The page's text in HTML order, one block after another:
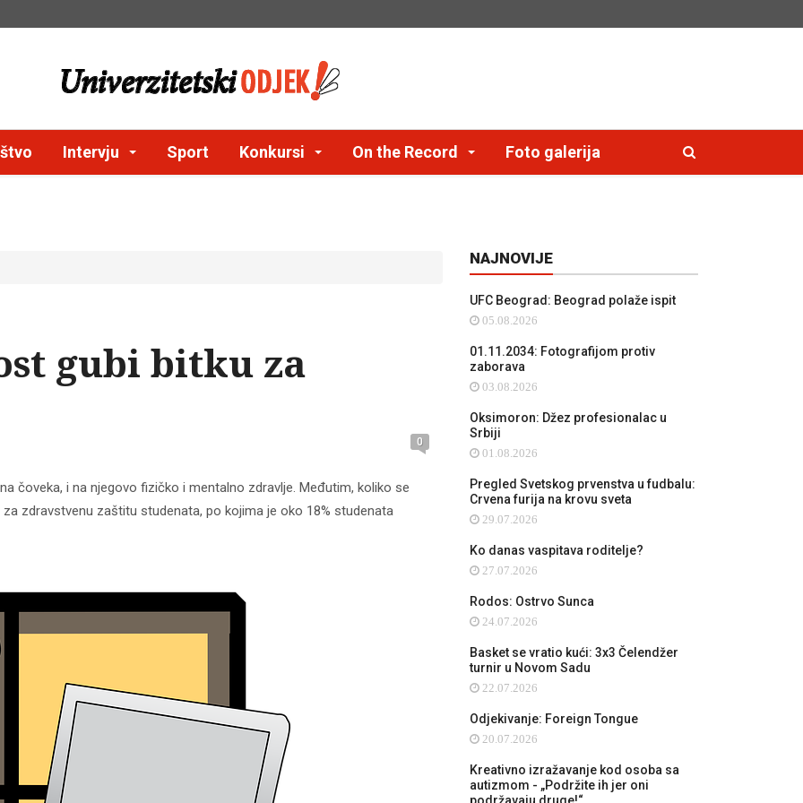
Intervju Sport Konkursi On the Record Foto galerija
gubi bitku za
0
čoveka, i na njegovo fizičko i mentalno zdravlje. Međutim, koliko se
zdravstvenu zaštitu studenata, po kojima je oko 18% studenata
NAJNOVIJE
UFC Beograd: Beograd polaže ispit
05.08.2026
01.11.2034: Fotografijom protiv
zaborava
03.08.2026
Oksimoron: Džez profesionalac u
Srbiji
01.08.2026
Pregled Svetskog prvenstva u fudbalu:
Crvena furija na krovu sveta
29.07.2026
Ko danas vaspitava roditelje?
27.07.2026
Rodos: Ostrvo Sunca
24.07.2026
Basket se vratio kući: 3x3 Čelendžer
turnir u Novom Sadu
22.07.2026
Odjekivanje: Foreign Tongue
20.07.2026
Kreativno izražavanje kod osoba sa
autizmom - „Podržite ih jer oni